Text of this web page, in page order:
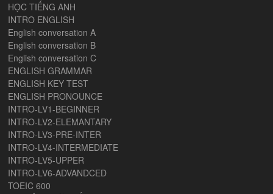
HỌC TIẾNG ANH
INTRO ENGLISH
English conversation A
English conversation B
English conversation C
ENGLISH GRAMMAR
ENGLISH KEY TEST
ENGLISH PRONOUNCE
INTRO-LV1-BEGINNER
INTRO-LV2-ELEMANTARY
INTRO-LV3-PRE-INTER
INTRO-LV4-INTERMEDIATE
INTRO-LV5-UPPER
INTRO-LV6-ADVANDCED
TOEIC 600